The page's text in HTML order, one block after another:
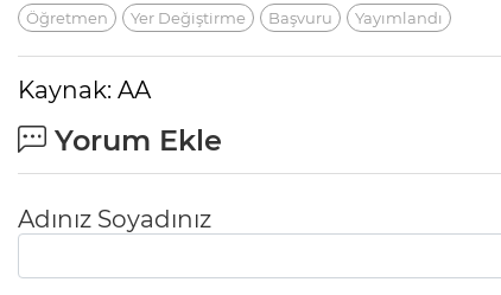
Öğretmen Yer Değiştirme Başvuru Yayımlandı
Kaynak: AA
Yorum Ekle
Adınız Soyadınız